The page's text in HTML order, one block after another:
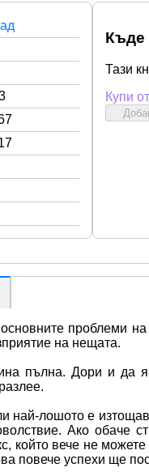
Къде
Тази
Купи
проблеми
на нещата.
пълна. Дори и да
лошото е
Ако обаче
който вече не
повече успехи ще